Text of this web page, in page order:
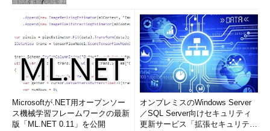
Microsoftが.NET用オープンソー
ス機械学習フレームワークの最新
版「ML.NET 0.11」を公開
オンプレミスのWindows Server
／SQL Server向けセキュリティ
更新サービス「拡張セキュリティ